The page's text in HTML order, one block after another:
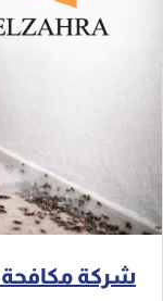
شركة